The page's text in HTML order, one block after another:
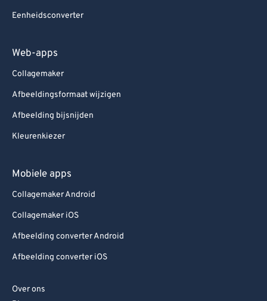
Eenheidsconverter
Web-apps
Collagemaker
Afbeeldingsformaat wijzigen
Afbeelding bijsnijden
Kleurenkiezer
Mobiele apps
Collagemaker Android
Collagemaker iOS
Afbeelding converter Android
Afbeelding converter iOS
Over ons